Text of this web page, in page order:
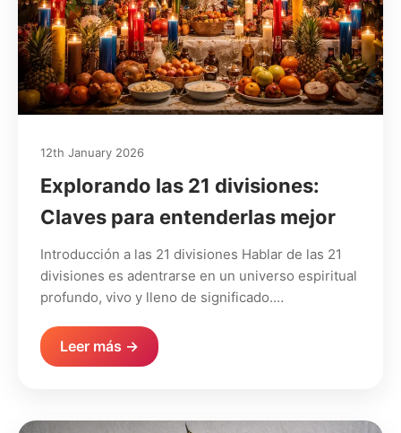
12th January 2026
Explorando las 21 divisiones:
Claves para entenderlas mejor
Introducción a las 21 divisiones Hablar de las 21
divisiones es adentrarse en un universo espiritual
profundo, vivo y lleno de significado.…
Leer más →